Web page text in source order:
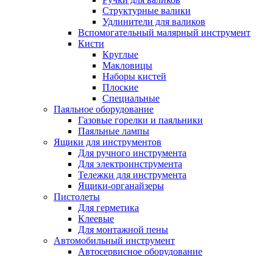
Структурные валики
Удлинители для валиков
Вспомогательный малярный инструмент
Кисти
Круглые
Макловицы
Наборы кистей
Плоские
Специальные
Паяльное оборудование
Газовые горелки и паяльники
Паяльные лампы
Ящики для инструментов
Для ручного инструмента
Для электроинструмента
Тележки для инструмента
Ящики-органайзеры
Пистолеты
Для герметика
Клеевые
Для монтажной пены
Автомобильный инструмент
Автосервисное оборудование